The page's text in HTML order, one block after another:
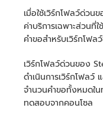
เมื่อใช้เวิร์กโฟลว์ด่วน
ค่าบริการเฉพาะส่วนที่
คำขอสำหรับเวิร์กโฟล
เวิร์กโฟลว์ด่วนของ
ดำเนินการเวิร์กโฟลว์
จำนวนคำขอทั้งหมดใ
ทดสอบจากคอนโซล